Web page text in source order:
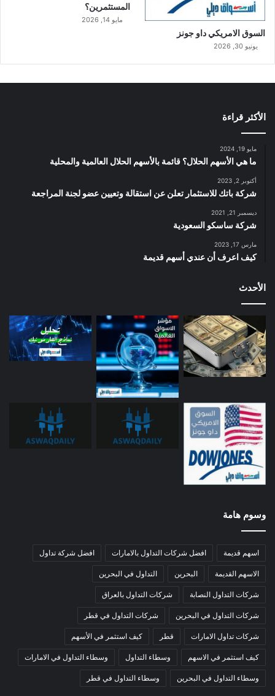
السوق الامريكي داو جونز
يونيو 30, 2026
المستثمرين؟
مايو 14, 2026
الأكثر قراءة
مايو 19, 2024
ما هي الأسهم الحلال؟ قائمة بالأسهم الحلال العالمية والمحلية
أكتوبر 2, 2023
شركة باتك للاستثمار تعلن عن استقالة وتعيين عضو لجنة المراجعة
ديسمبر 21, 2021
شركة ساسكو السعودية
مارس 17, 2023
كيف اعرف أن عندي أسهم قديمة
الأحدث
وسوم هامة
اسهم قديمة افضل شركات التداول بالامارات افضل شركة تداول
الاسهم القديمة البحرين التداول في البحرين
شركات التداول النصابة شركات التداول بالعراق
شركات التداول في البحرين شركات التداول في قطر
شركات تداول الامارات قطر كيف استثمر في الأسهم
كيف استثمر في الاسهم وسطاء التداول وسطاء التداول في الامارات
وسطاء التداول في البحرين وسطاء التداول في قطر